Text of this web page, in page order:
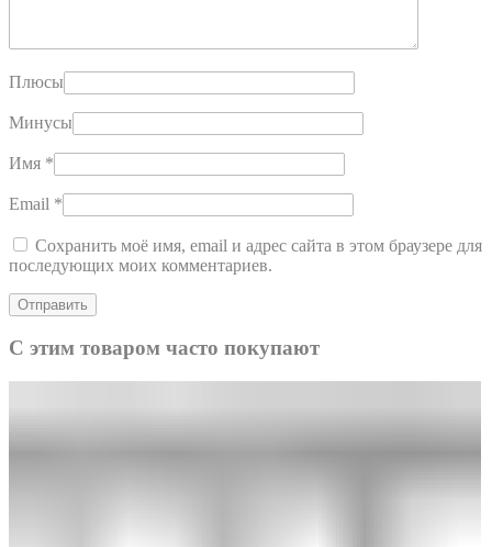
Плюсы
Минусы
Имя *
Email *
Сохранить моё имя, email и адрес сайта в этом браузере для
последующих моих комментариев.
С этим товаром часто покупают